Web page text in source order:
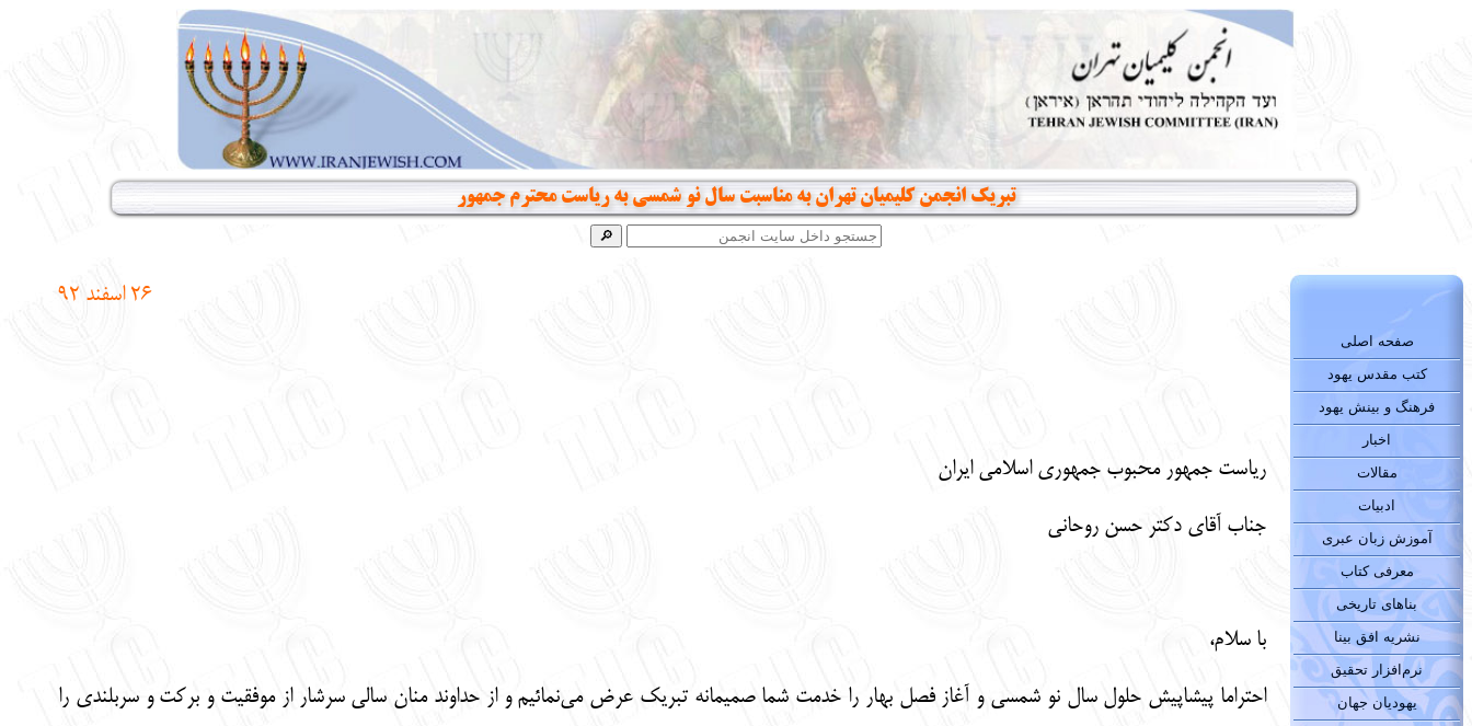
تبریک انجمن کلیمیان تهران به مناسبت سال نو شمسی به ریاست محترم جمهور
صفحه اصلی
کتب مقدس یهود
فرهنگ و بینش یهود
اخبار
مقالات
ادبیات
آموزش زبان عبری
معرفی کتاب
بناهای تاریخی
نشریه افق بینا
نرم‌افزار تحقیق
یهودیان جهان
26 اسفند 92
ریاست جمهور محبوب جمهوری اسلامی ایران
جناب آقای دکتر حسن روحانی
با سلام،
احتراما پیشاپیش حلول سال نو شمسی و آغاز فصل بهار را خدمت شما صمیمانه تبریک عرض می‌نمائیم و از حداوند منان سالی سرشار از موفقیت و برکت و سربلندی را